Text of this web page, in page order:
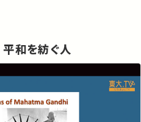
ー 平和を紡ぐ人